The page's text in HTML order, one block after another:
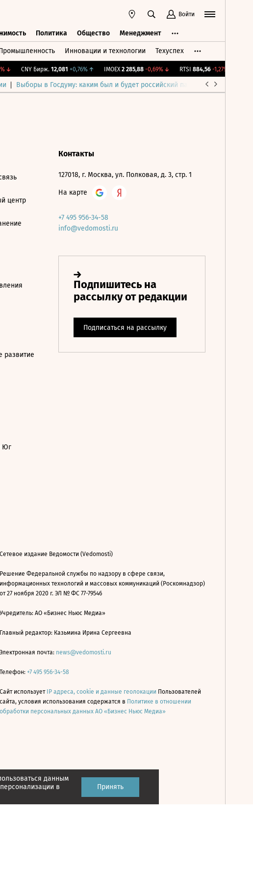
Войти
Политика Общество Менеджмент
Инновации и технологии Техуспех
↓ CNY Бирж. 12,081 +0,76%↑ IMOEX 2 285,88 -0,69%↓ RTSI 884,56 -1,27%
Выборы в Госдуму: каким был и будет российский парламент
данным
в
Принять
центр
развитие
Юг
Контакты
127018, г. Москва, ул. Полковая, д. 3, стр. 1
На карте
+7 495 956-34-58
info@vedomosti.ru
Сетевое издание Ведомости (Vedomosti)
Решение Федеральной службы по надзору в сфере связи,
информационных технологий и массовых коммуникаций (Роскомнадзор)
от 27 ноября 2020 г. ЭЛ № ФС 77-79546
Учредитель: АО «Бизнес Ньюс Медиа»
Главный редактор: Казьмина Ирина Сергеевна
Электронная почта: news@vedomosti.ru
Телефон: +7 495 956-34-58
Сайт использует IP адреса, cookie и данные геолокации Пользователей
сайта, условия использования содержатся в Политике в отношении
обработки персональных данных АО «Бизнес Ньюс Медиа»